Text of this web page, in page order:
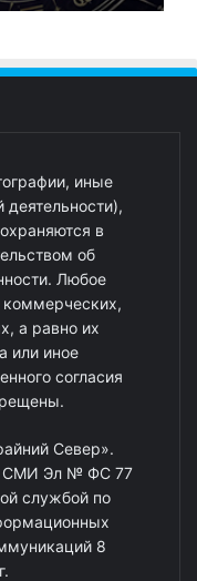
иные
деятельности),
в
об
Любое
коммерческих,
а равно их
или иное
согласия
Север».
СМИ Эл № ФС 77
службой по
8